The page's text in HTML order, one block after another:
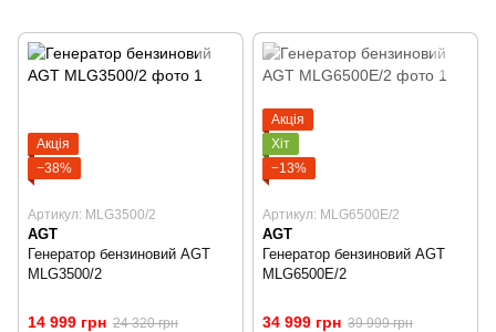
Акція
−38%
Артикул: MLG3500/2
AGT
Генератор бензиновий AGT
MLG3500/2
14 999 грн 24 320 грн
Акція
Хіт
−13%
Артикул: MLG6500Е/2
AGT
Генератор бензиновий AGT
MLG6500Е/2
34 999 грн 39 999 грн